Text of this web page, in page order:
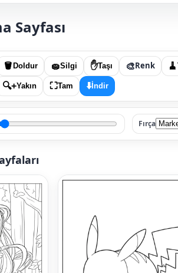
Sayfası
🪣 Doldur 🧽Silgi ✋Taşı 🎨Renk 🧹
🔍+Yakın ⛶Tam ⬇️İndir
Fırça